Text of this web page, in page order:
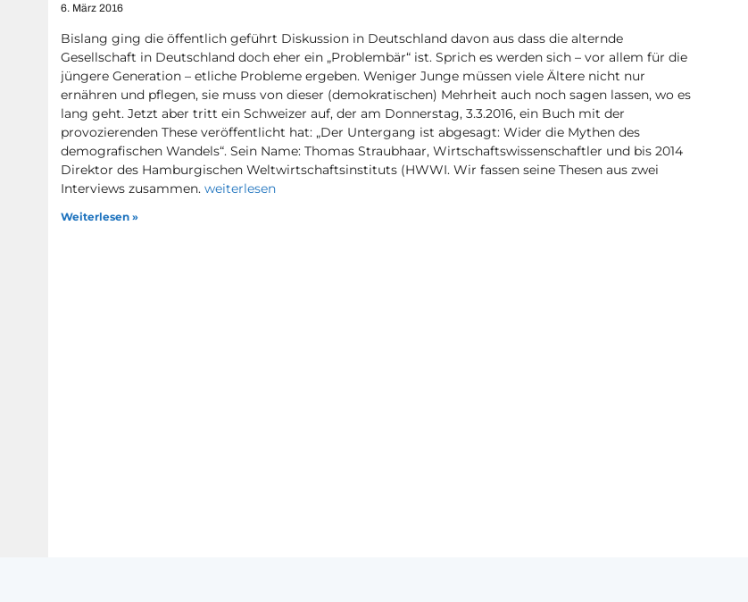
6. März 2016
Bislang ging die öffentlich geführt Diskussion in Deutschland davon aus dass die alternde
Gesellschaft in Deutschland doch eher ein „Problembär“ ist. Sprich es werden sich – vor allem für die
jüngere Generation – etliche Probleme ergeben. Weniger Junge müssen viele Ältere nicht nur
ernähren und pflegen, sie muss von dieser (demokratischen) Mehrheit auch noch sagen lassen, wo es
lang geht. Jetzt aber tritt ein Schweizer auf, der am Donnerstag, 3.3.2016, ein Buch mit der
provozierenden These veröffentlicht hat: „Der Untergang ist abgesagt: Wider die Mythen des
demografischen Wandels“. Sein Name: Thomas Straubhaar, Wirtschaftswissenschaftler und bis 2014
Direktor des Hamburgischen Weltwirtschaftsinstituts (HWWI. Wir fassen seine Thesen aus zwei
Interviews zusammen.weiterlesen
Weiterlesen »